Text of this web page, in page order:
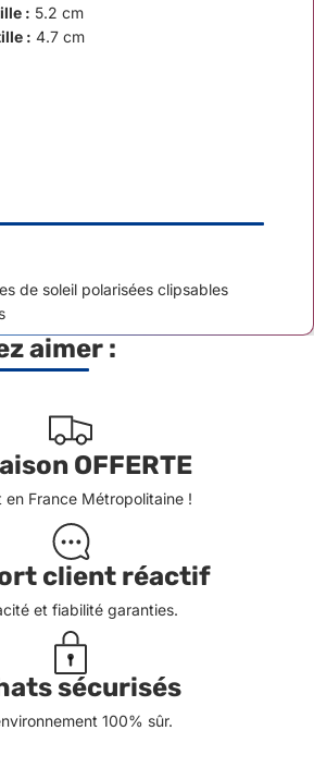
: 5.2 cm
: 4.7 cm
de soleil polarisées clipsables
aimer :
OFFERTE
en France Métropolitaine !
client réactif
et fiabilité garanties.
sécurisés
100% sûr.